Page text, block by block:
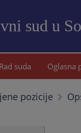
sud u
Rad suda Oglasna
pozicije